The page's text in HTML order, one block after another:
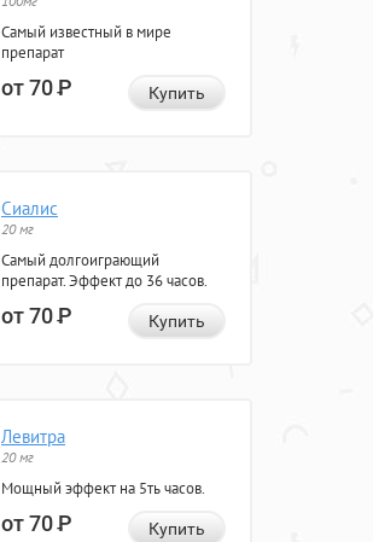
Самый известный в мире
препарат
от 70Р Купить
Сиалис
20 мг
Самый долгоиграющий
препарат. Эффект до 36 часов.
от 70Р Купить
Левитра
20 мг
Мощный эффект на 5ть часов.
от 70Р Купить